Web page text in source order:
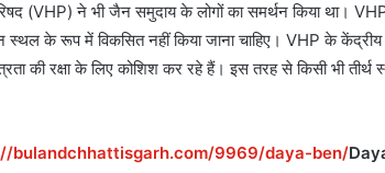
(VHP) ने भी जैन समुदाय के लोगों का समर्थन किया था।
के रूप में विकसित नहीं किया जाना चाहिए। VHP के केंद्रीय
की रक्षा के लिए कोशिश कर रहे हैं। इस तरह से किसी भी
bulandchhattisgarh.com/9969/daya-ben/